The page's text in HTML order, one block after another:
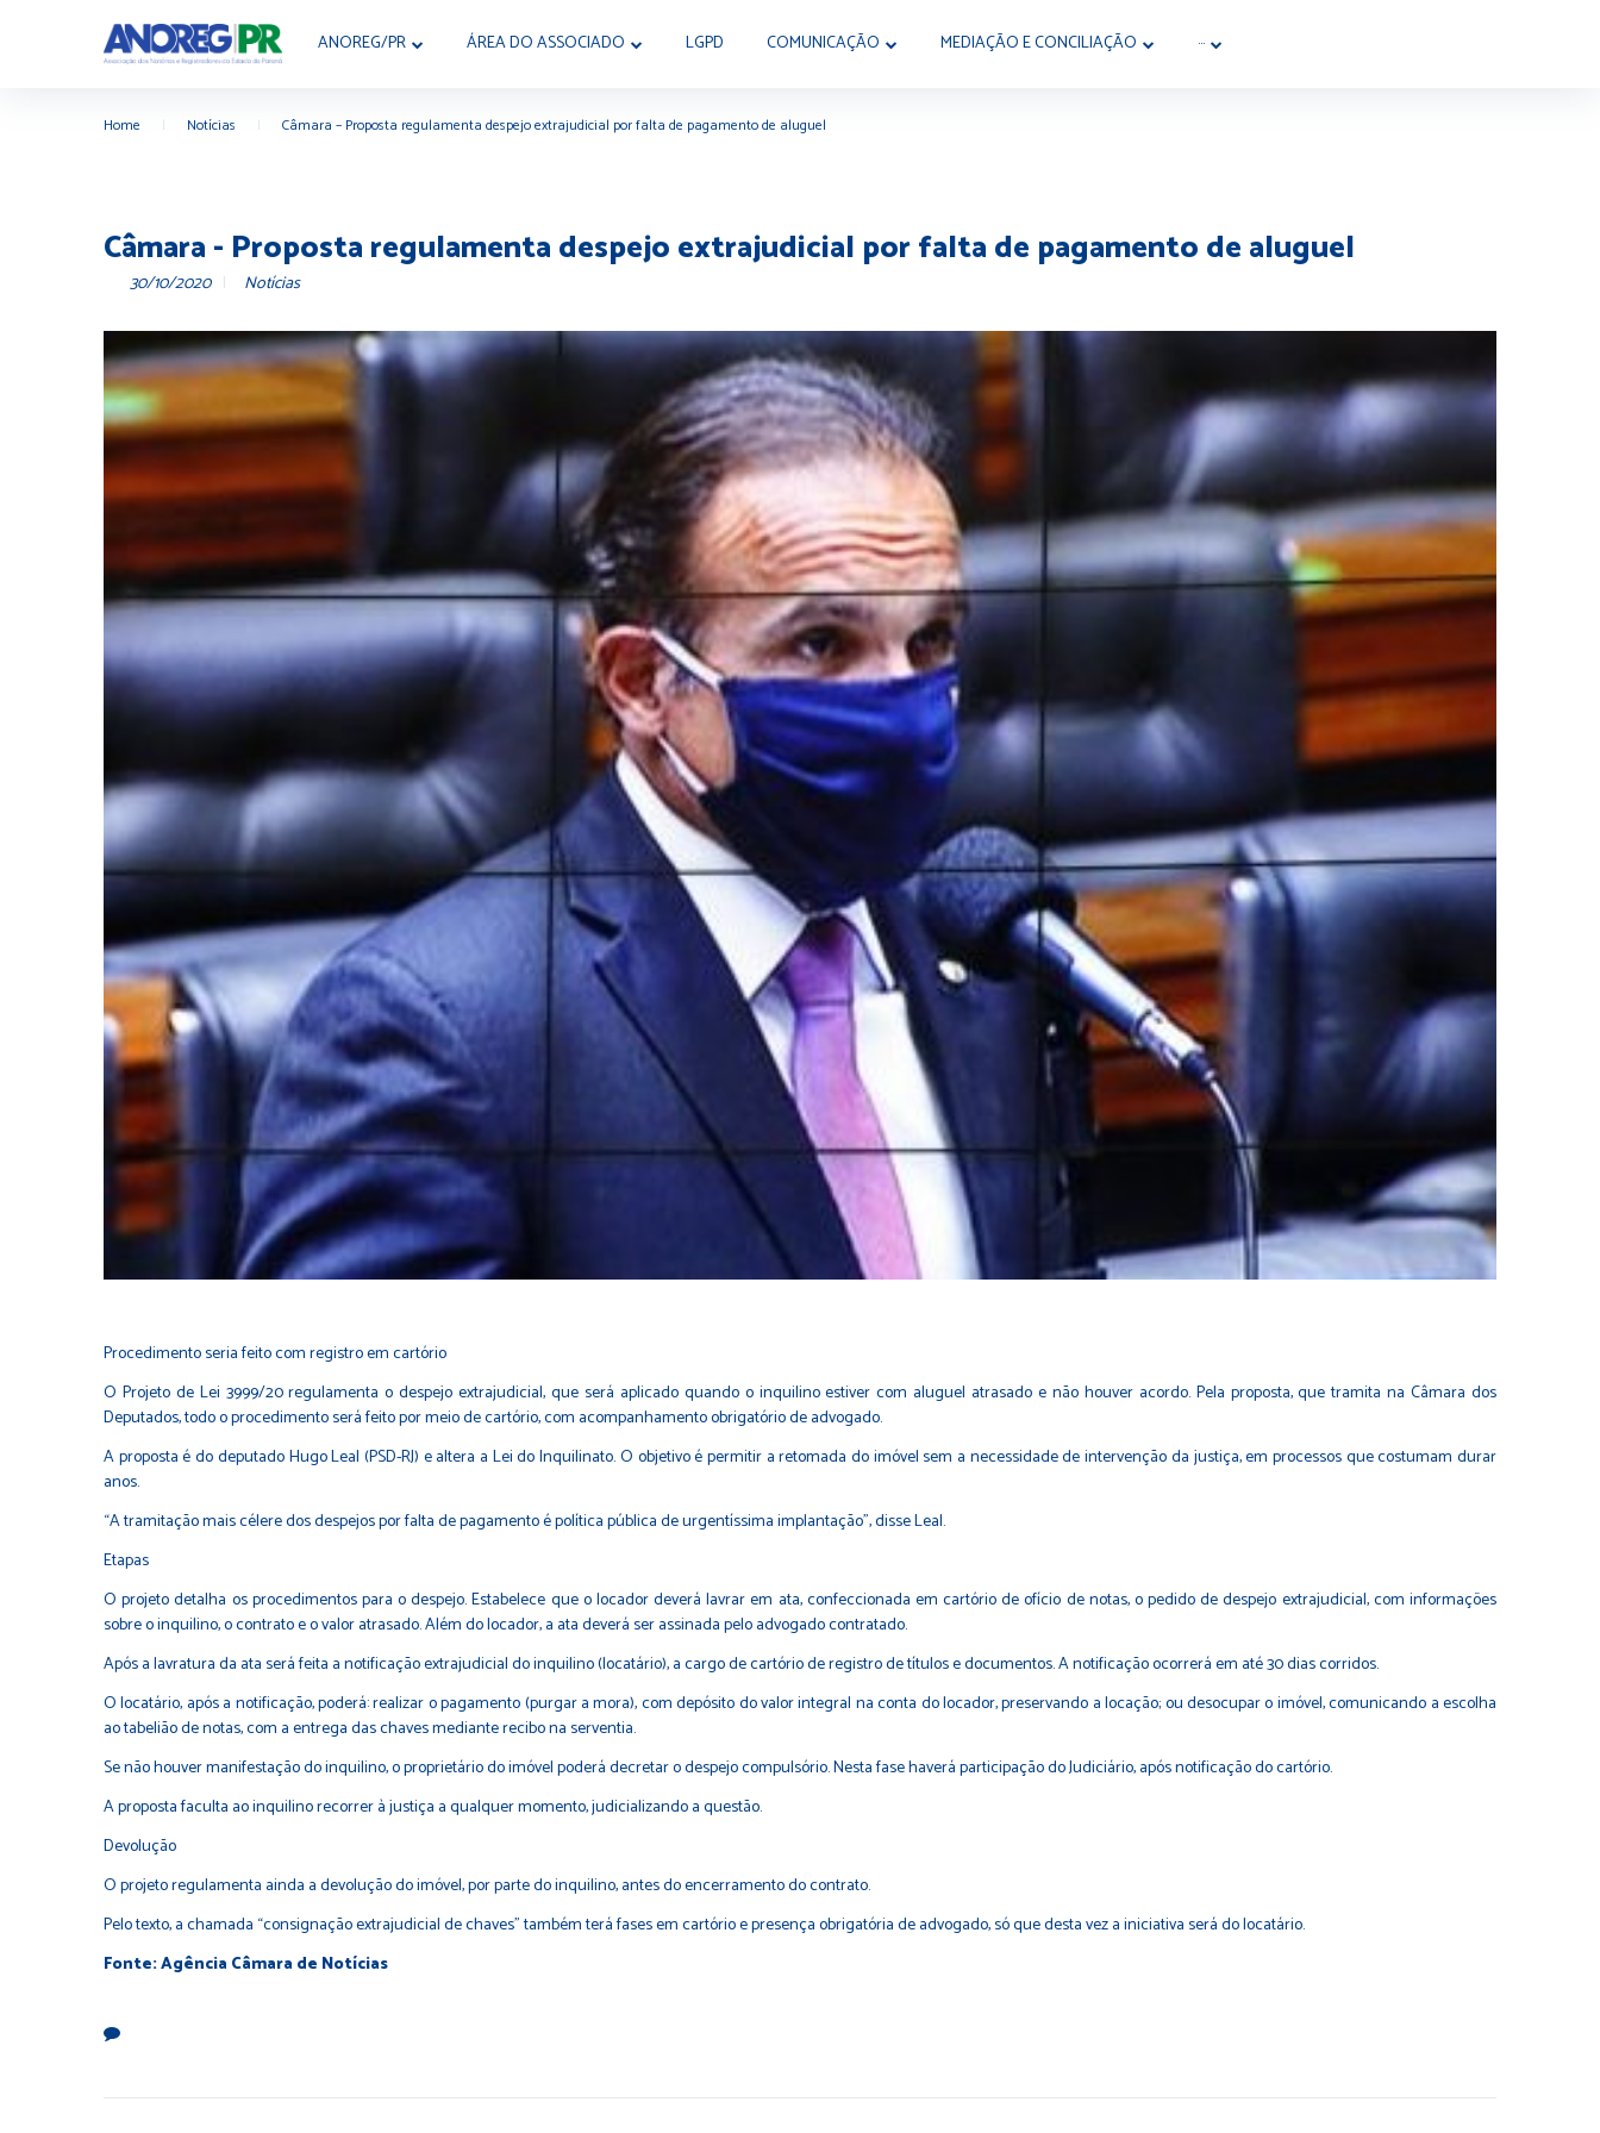
ANOREG/PR ÁREA DO ASSOCIADO LGPD COMUNICAÇÃO MEDIAÇÃO E CONCILIAÇÃO ···
Home Notícias Câmara – Proposta regulamenta despejo extrajudicial por falta de pagamento de aluguel
Câmara - Proposta regulamenta despejo extrajudicial por falta de pagamento de aluguel
30/10/2020 Notícias
Procedimento seria feito com registro em cartório
O Projeto de Lei 3999/20 regulamenta o despejo extrajudicial, que será aplicado quando o inquilino estiver com aluguel atrasado e não houver acordo. Pela proposta, que tramita na Câmara dos
Deputados, todo o procedimento será feito por meio de cartório, com acompanhamento obrigatório de advogado.
A proposta é do deputadoHugo Leal (PSD-RJ) e altera a Lei do Inquilinato.O objetivo é permitir a retomada do imóvel sem a necessidade de intervenção da justiça, em processos que costumam durar
anos.
“A tramitação mais célere dos despejos por falta de pagamento é política pública de urgentíssima implantação”, disse Leal.
Etapas
O projeto detalha os procedimentos para o despejo. Estabelece que o locador deverá lavrar em ata, confeccionada em cartório de ofício de notas, o pedido de despejo extrajudicial, com informações
sobre o inquilino, o contrato e o valor atrasado. Além do locador, a ata deverá ser assinada pelo advogado contratado.
Após a lavratura da ata será feita a notificação extrajudicial do inquilino (locatário), a cargo de cartório de registro de títulos e documentos. A notificação ocorrerá em até 30 dias corridos.
O locatário, após a notificação, poderá: realizar o pagamento (purgar a mora), com depósito do valor integral na conta do locador, preservando a locação; ou desocupar o imóvel, comunicando a escolha
ao tabelião de notas, com a entrega das chaves mediante recibo na serventia.
Se não houver manifestação do inquilino, o proprietário do imóvel poderá decretar o despejo compulsório. Nesta fase haverá participação do Judiciário, após notificação do cartório.
A proposta faculta ao inquilino recorrer à justiça a qualquer momento, judicializando a questão.
Devolução
O projeto regulamenta ainda a devolução do imóvel, por parte do inquilino, antes do encerramento do contrato.
Pelo texto, a chamada “consignação extrajudicial de chaves” também terá fases em cartório e presença obrigatória de advogado, só que desta vez a iniciativa será do locatário.
Fonte: Agência Câmara de Notícias